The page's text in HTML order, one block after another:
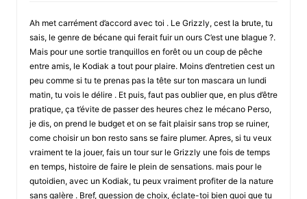
Ah met carrément d’accord avec toi . Le Grizzly, cest la brute, tu
sais, le genre de bécane qui ferait fuir un ours C’est une blague ?.
Mais pour une sortie tranquillos en forêt ou un coup de pêche
entre amis, le Kodiak a tout pour plaire. Moins d’entretien cest un
peu comme si tu te prenas pas la tête sur ton mascara un lundi
matin, tu vois le délire . Et puis, faut pas oublier que, en plus d’être
pratique, ça t’évite de passer des heures chez le mécano Perso,
je dis, on prend le budget et on se fait plaisir sans trop se ruiner,
come choisir un bon resto sans se faire plumer. Apres, si tu veux
vraiment te la jouer, fais un tour sur le Grizzly une fois de temps
en temps, histoire de faire le plein de sensations. mais pour le
qutoidien, avec un Kodiak, tu peux vraiment profiter de la nature
sans galère . Bref, quession de choix, éclate-toi bien quoi que tu